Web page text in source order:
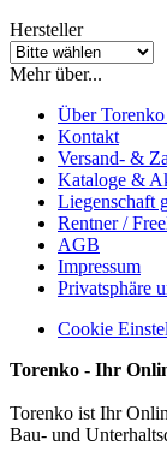
Hersteller
Mehr über...
Über
Kontakt
Versand- &
Kataloge &
Liegenschaft
Rentner /
AGB
Impressum
Privatsphäre
Cookie
Torenko - Ihr
Torenko ist Ihr
Bau- und